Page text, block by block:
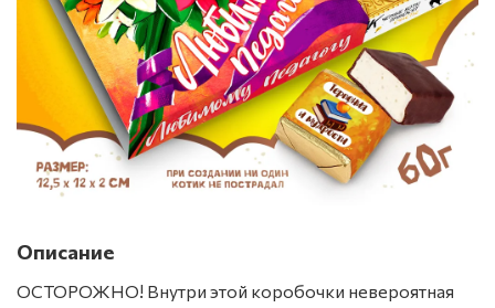
Описание
ОСТОРОЖНО! Внутри этой коробочки невероятная